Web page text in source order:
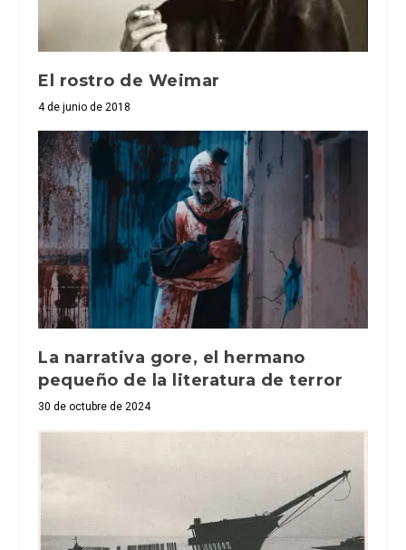
El rostro de Weimar
4 de junio de 2018
La narrativa gore, el hermano
pequeño de la literatura de terror
30 de octubre de 2024